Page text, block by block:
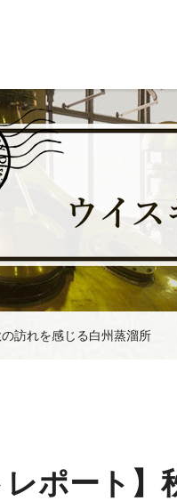
の訪れを感じる白州蒸溜所
レポート